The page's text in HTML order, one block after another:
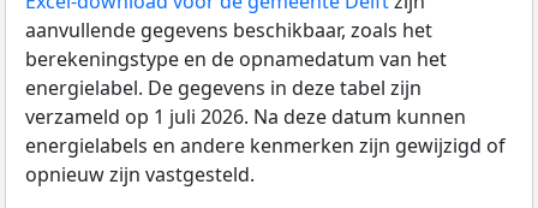
aanvullende gegevens beschikbaar, zoals het
berekeningstype en de opnamedatum van het
energielabel. De gegevens in deze tabel zijn
verzameld op 1 juli 2026. Na deze datum kunnen
energielabels en andere kenmerken zijn gewijzigd of
opnieuw zijn vastgesteld.